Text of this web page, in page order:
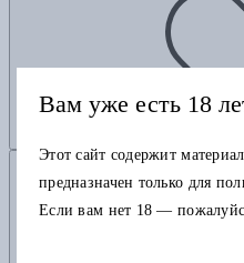
Вам уже есть 18
Этот сайт содержит
предназначен только для
Если вам нет 18 —